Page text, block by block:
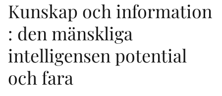
Kunskap och information
: den mänskliga
intelligensen potential
och fara